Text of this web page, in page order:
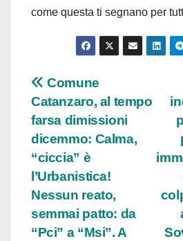
come questa ti segnano per
Navigazione
articoli
Comune
Catanzaro, al tempo
farsa dimissioni
dicemmo: Calma,
“ciccia” è
l’Urbanistica!
Nessun reato,
semmai patto: da
“Pci” a “Msi”. A